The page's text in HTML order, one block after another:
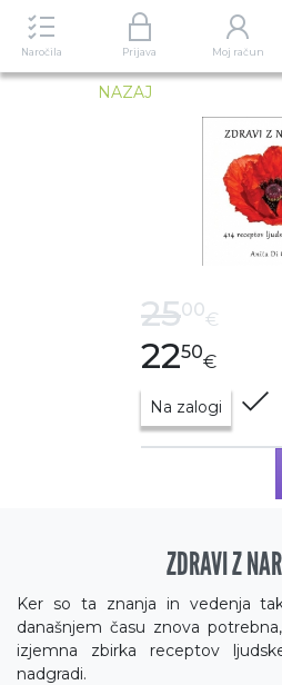
Naročila Prijava Moj račun
NAZAJ
ZDRAVI Z
Ker so ta znanja in vedenja
današnjem času znova
izjemna zbirka receptov
nadgradi.
CENA
2500€
2250€
Na zalogi